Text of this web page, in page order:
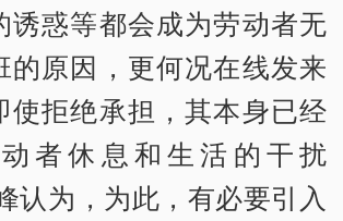
诱惑等都会成为劳动者无
的原因，更何况在线发来
使拒绝承担，其本身已经
者休息和生活的干扰
认为，为此，有必要引入